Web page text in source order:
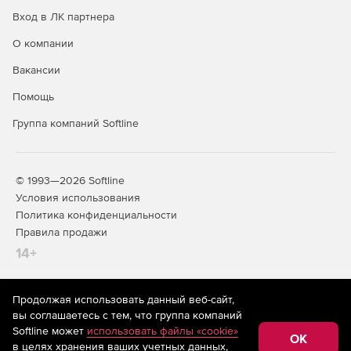
Вход в ЛК партнера
О компании
Вакансии
Помощь
Группа компаний Softline
© 1993—2026 Softline
Условия использования
Политика конфиденциальности
Правила продажи
14+
На информационном ресурсе store.softline.ru применяются
рекомендательные технологии(информационные технологии
предоставления информации на основе сбора,
систематизации и анализа сведений, относящихся к
Продолжая использовать данный веб-сайт,
вы соглашаетесь с тем, что группа компаний
Softline может использовать файлы «cookie»
в целях хранения ваших учетных данных,
OK